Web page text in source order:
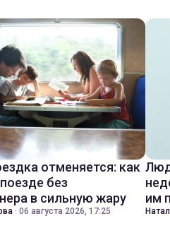
отменяется: как
без
в сильную жару
· 06 августа 2026, 17:25
им